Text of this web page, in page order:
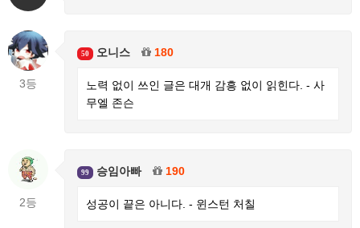
3등
50 오니스 180
노력 없이 쓰인 글은 대개 감흥 없이 읽힌다. - 사
무엘 존슨
2등
99 승임아빠 190
성공이 끝은 아니다. - 윈스턴 처칠